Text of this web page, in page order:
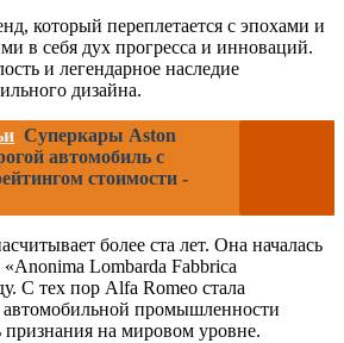
который переплетается с эпохами и
в себя дух прогресса и инноваций.
и легендарное наследие
дизайна.
Суперкары Aston
автомобиль с
стоимости -
более ста лет. Она началась
Lombarda Fabbrica
С тех пор Alfa Romeo стала
промышленности
признания на мировом уровне.